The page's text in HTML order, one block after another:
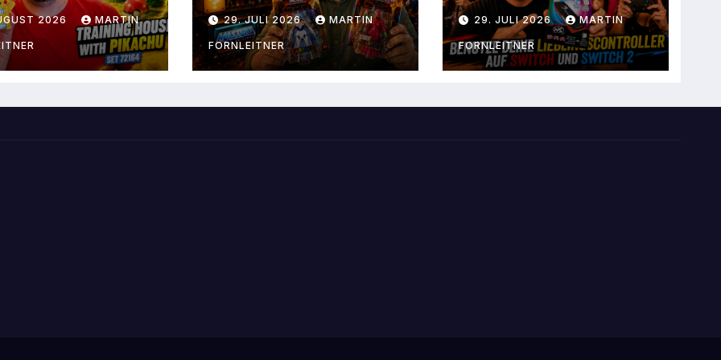
mit
2026 MARTIN Weaver
29. JULI 2026 MARTIN
FORNLEITNER
29. JULI 2026 MARTIN
FORNLEITNER